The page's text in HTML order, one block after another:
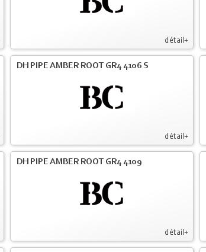
détail+
détail+
DH PIPE AMBER ROOT GR4 4106 S
détail+
DH PIPE AMBER ROOT GR4 4109